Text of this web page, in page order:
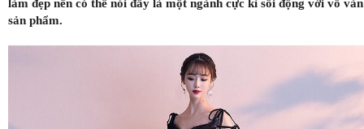
làm đẹp nên có thể nói đây là một ngành cực kì sôi động với vô vàn
sản phẩm.